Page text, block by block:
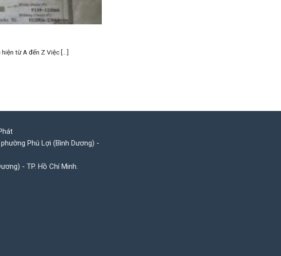
từ A đến Z Việc [...]
Phú Lợi (Bình Dương) -
- TP. Hồ Chí Minh.